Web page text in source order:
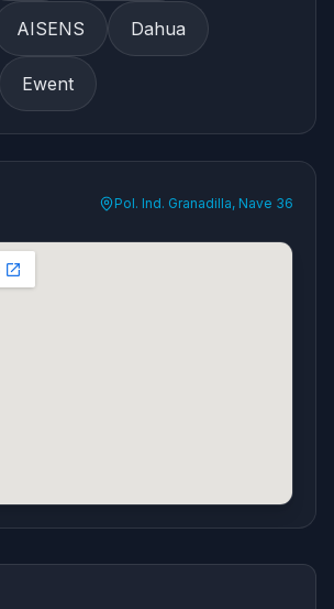
AISENS Dahua
Ewent
Pol. Ind. Granadilla, Nave 36